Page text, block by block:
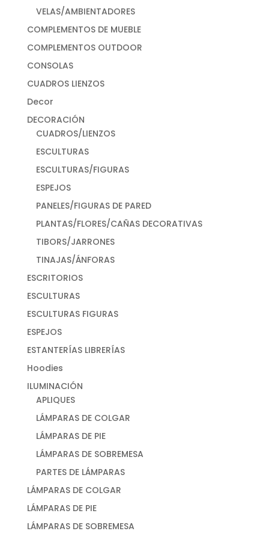
VELAS/AMBIENTADORES
COMPLEMENTOS DE MUEBLE
COMPLEMENTOS OUTDOOR
CONSOLAS
CUADROS LIENZOS
Decor
DECORACIÓN
CUADROS/LIENZOS
ESCULTURAS
ESCULTURAS/FIGURAS
ESPEJOS
PANELES/FIGURAS DE PARED
PLANTAS/FLORES/CAÑAS DECORATIVAS
TIBORS/JARRONES
TINAJAS/ÁNFORAS
ESCRITORIOS
ESCULTURAS
ESCULTURAS FIGURAS
ESPEJOS
ESTANTERÍAS LIBRERÍAS
Hoodies
ILUMINACIÓN
APLIQUES
LÁMPARAS DE COLGAR
LÁMPARAS DE PIE
LÁMPARAS DE SOBREMESA
PARTES DE LÁMPARAS
LÁMPARAS DE COLGAR
LÁMPARAS DE PIE
LÁMPARAS DE SOBREMESA